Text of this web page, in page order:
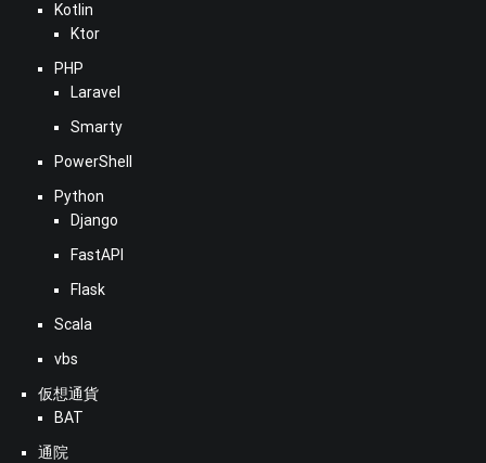
Kotlin
Ktor
PHP
Laravel
Smarty
PowerShell
Python
Django
FastAPI
Flask
Scala
vbs
仮想通貨
BAT
通院